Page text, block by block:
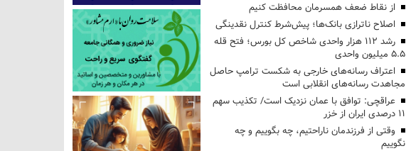
از نقاط ضعف همسرمان محافظت کنیم
اصلاح ناترازی بانک‌ها؛ پیش‌شرط کنترل نقدینگی
رشد ۱۱۲ هزار واحدی شاخص کل بورس؛ فتح قله
۵.۵ میلیون واحدی
اعتراف رسانه‌های خارجی به شکست ترامپ حاصل
مجاهدت رسانه‌های انقلابی است
عراقچی: توافق با عمان نزدیک است/ تکذیب سهم
۱۱ درصدی ایران از خزر
وقتی از فرزندمان ناراحتیم، چه بگوییم و چه
نگوییم